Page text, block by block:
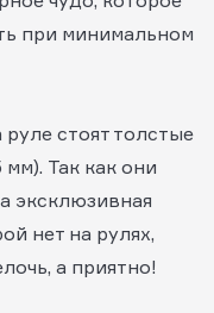
при минимальном
руле стоят толстые
Так как они
эксклюзивная
нет на рулях,
а приятно!